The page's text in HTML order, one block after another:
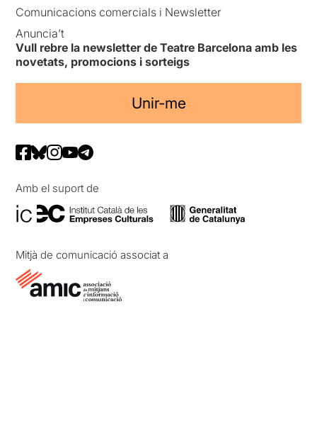
Comunicacions comercials i Newsletter
Anuncia’t
Vull rebre la newsletter de Teatre Barcelona amb les
novetats, promocions i sorteigs
Unir-me
Amb el suport de
Mitjà de comunicació associat a